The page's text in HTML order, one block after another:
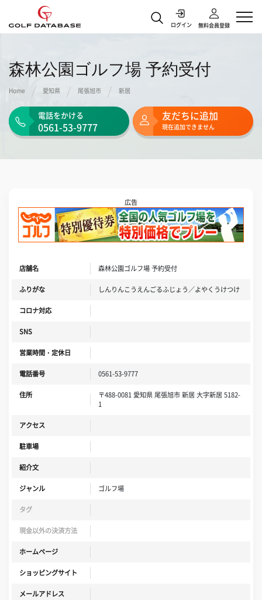
ログイン 無料会員登録
本ページはアフィリエイトプログラムによる収益を得ています
森林公園ゴルフ場 予約受付
Home 愛知県 尾張旭市 新居
電話をかける
0561-53-9777
友だちに追加
現在追加できません
広告
店舗名 森林公園ゴルフ場 予約受付
ふりがな しんりんこうえんごるふじょう／よやくうけつけ
コロナ対応
SNS
営業時間・定休日
電話番号 0561-53-9777
住所
〒488-0081 愛知県 尾張旭市 新居 大字新居 5182-
1
アクセス
駐車場
紹介文
ジャンル ゴルフ場
タグ
現金以外の決済方法
ホームページ
ショッピングサイト
メールアドレス